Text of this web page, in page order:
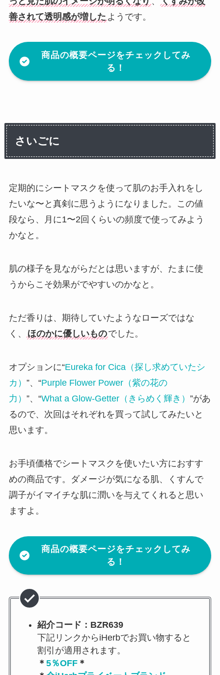
善されて透明感が増した ようです。
商品の概要ページをチェックしてみ
る！
さいごに
定期的にシートマスクを使って肌のお手入れをし
たいな〜と真剣に思うようになりました。この値
段なら、月に1〜2回くらいの頻度で使ってみよう
かなと。
肌の様子を見ながらだとは思いますが、たまに使
うからこそ効果がでやすいのかなと。
ただ香りは、期待していたようなローズではな
く、
ほのかに優しいものでした。
オプションに“Eureka for Cica（探し求めていたシ
カ） ”、“Purple Flower Power（紫の花の
力） ”、“What a Glow-Getter（きらめく輝き） ”があ
るので、次回はそれぞれを買って試してみたいと
思います。
お手頃価格でシートマスクを使いたい方におすす
めの商品です。ダメージが気になる肌、くすんで
調子がイマイチな肌に潤いを与えてくれると思い
ますよ。
商品の概要ページをチェックしてみ
る！
紹介コード：BZR639
下記リンクからiHerbでお買い物すると
割引が適用されます。
＊ 5％OFF＊